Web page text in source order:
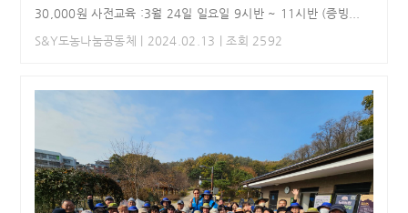
30,000원 사전교육 :3월 24일 일요일 9시반 ~ 11시반 (증빙...
S&Y도농나눔공동체
| 2024.02.13 | 조회 2592